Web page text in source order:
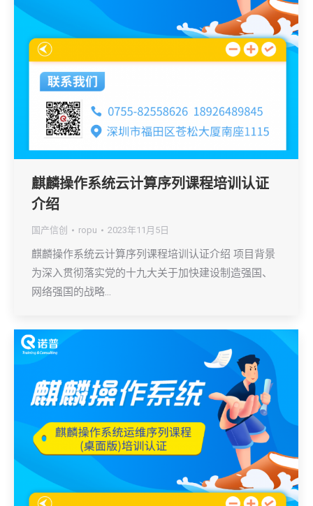
麒麟操作系统云计算序列课程培训认证
介绍
国产信创 ropu 2023年11月5日
麒麟操作系统云计算序列课程培训认证介绍 项目背景
为深入贯彻落实党的十九大关于加快建设制造强国、
网络强国的战略…